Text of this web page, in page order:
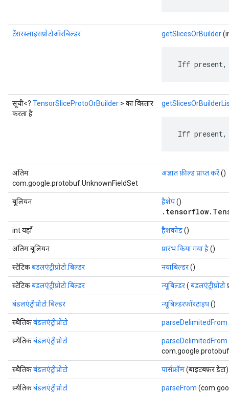
टेंसरस्लाइसप्रोटोऑरबिल्डर getSlicesOrBuilder
Iff present,
सूची<? TensorSliceProtoOrBuilder > का विस्तार
करता है
Iff present,
अंतिम
com.google.protobuf.UnknownFieldSet
अज्ञात फ़ील्ड प्राप्त करें()
बूलियन हैशेप()
int यहाँ हैशकोड()
अंतिम बूलियन प्रारंभ किया गया है()
स्टेटिकबंडलएंट्रीप्रोटो.बिल्डर नयाबिल्डर()
स्टेटिकबंडलएंट्रीप्रोटो.बिल्डर न्यूबिल्डर( बंडलएंट्रीप्रोटो
बंडलएंट्रीप्रोटो.बिल्डर न्यूबिल्डरफॉरटाइप()
स्थैतिकबंडलएंट्रीप्रोटो parseDelimitedFrom
स्थैतिकबंडलएंट्रीप्रोटो parseDelimitedFrom
स्थैतिकबंडलएंट्रीप्रोटो पार्सफ्रॉम(बाइटबफ़र डेटा)
स्थैतिकबंडलएंट्रीप्रोटो parseFrom